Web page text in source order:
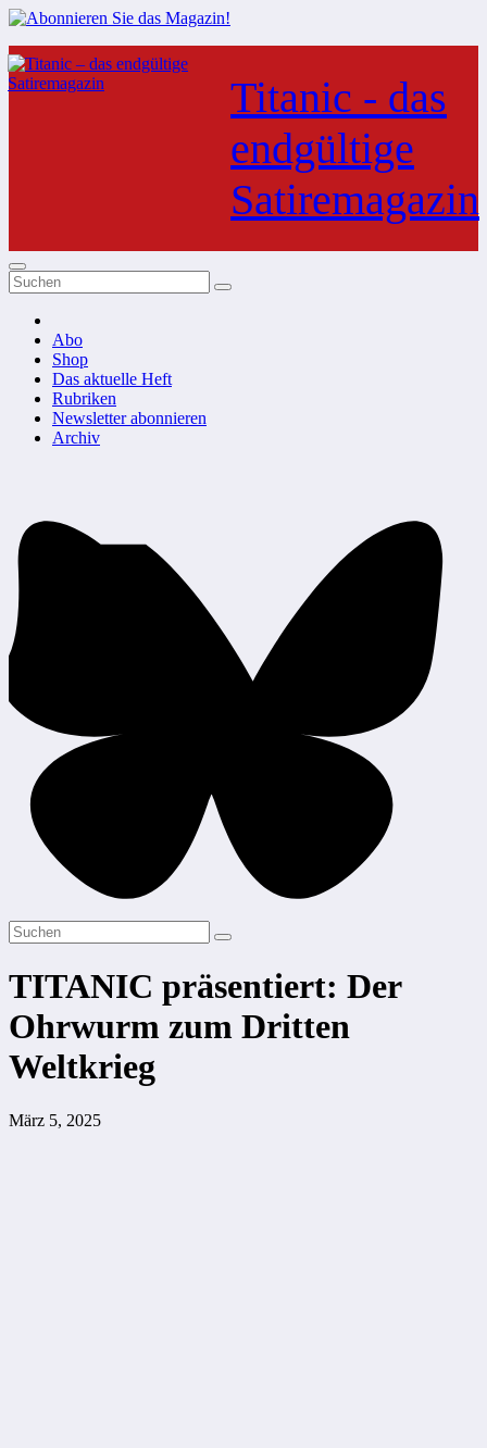
Zum
Inhalt
springen
Titanic - das
endgültige
Satiremagazin
Abo
Shop
Das aktuelle Heft
Rubriken
Newsletter abonnieren
Archiv
TITANIC präsentiert: Der
Ohrwurm zum Dritten
Weltkrieg
März 5, 2025